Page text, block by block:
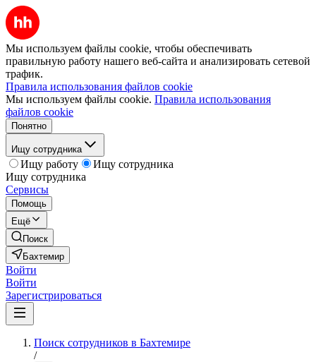
Мы используем файлы cookie, чтобы обеспечивать
правильную работу нашего веб-сайта и анализировать сетевой
трафик.
Правила использования файлов cookie
Мы используем файлы cookie. Правила использования
файлов cookie
Понятно
Ищу сотрудника
Ищу работу
Ищу сотрудника
Ищу сотрудника
Сервисы
Помощь
Ещё
Поиск
Бахтемир
Войти
Войти
Зарегистрироваться
Поиск сотрудников в Бахтемире
/